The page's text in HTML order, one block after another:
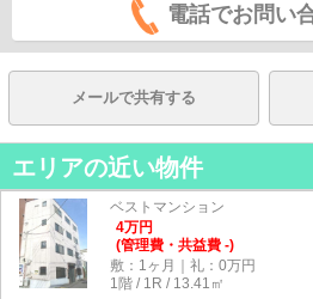
電話でお問い
メールで共有する
エリアの近い物件
ベストマンション
4万円
(管理費・共益費 -)
敷：1ヶ月｜礼：0万円
1階 / 1R / 13.41㎡